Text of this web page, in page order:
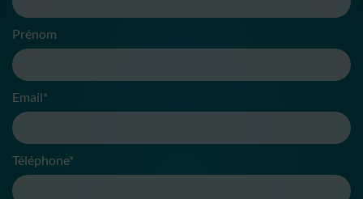
Prénom
Email*
Téléphone*